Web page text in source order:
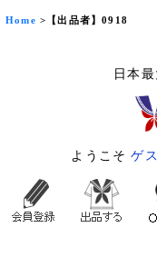
Home >【出品者】0918
日本
ようこそゲ